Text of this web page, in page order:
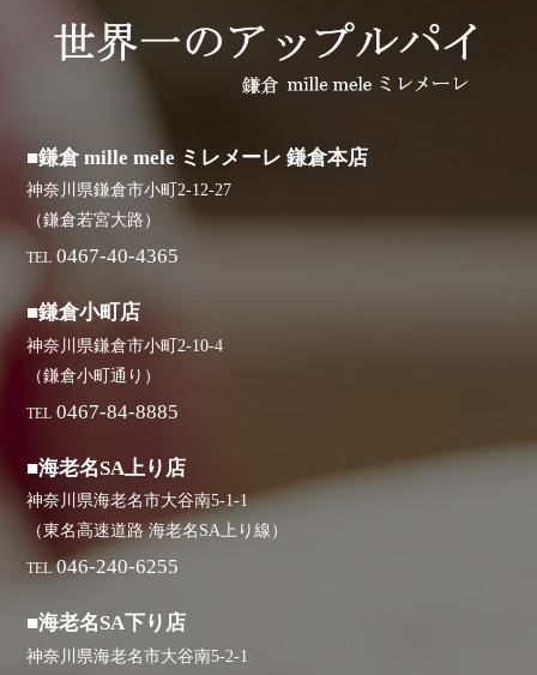
■鎌倉 mille mele ミレメーレ 鎌倉本店
神奈川県鎌倉市小町2-12-27
（鎌倉若宮大路）
TEL 0467-40-4365
■鎌倉小町店
神奈川県鎌倉市小町2-10-4
（鎌倉小町通り）
TEL 0467-84-8885
■海老名SA上り店
神奈川県海老名市大谷南5-1-1
（東名高速道路 海老名SA上り線）
TEL 046-240-6255
■海老名SA下り店
神奈川県海老名市大谷南5-2-1